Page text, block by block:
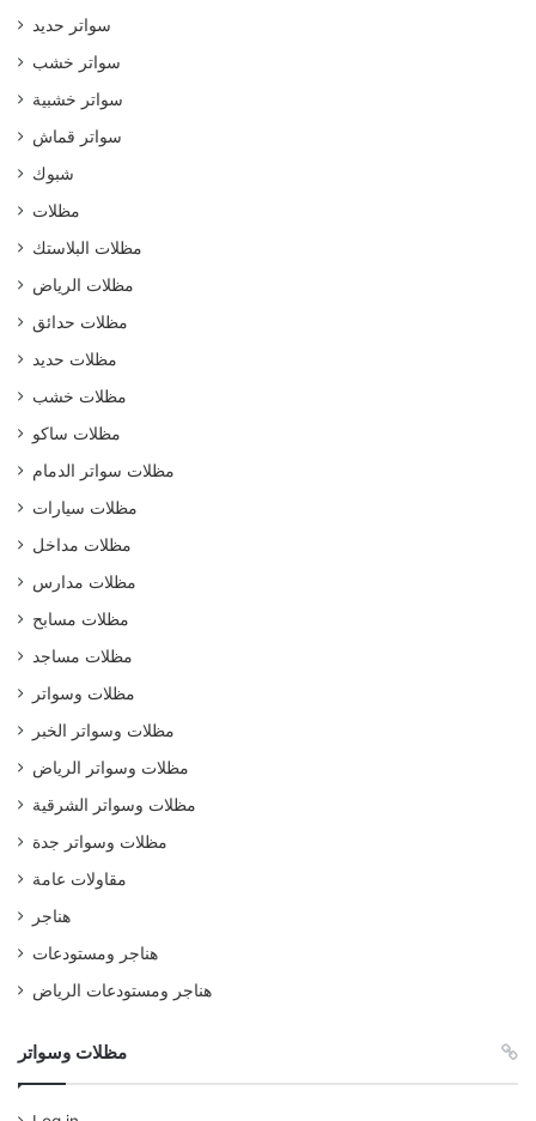
سواتر حديد
سواتر خشب
سواتر خشبية
سواتر قماش
شبوك
مظلات
مظلات البلاستك
مظلات الرياض
مظلات حدائق
مظلات حديد
مظلات خشب
مظلات ساكو
مظلات سواتر الدمام
مظلات سيارات
مظلات مداخل
مظلات مدارس
مظلات مسابح
مظلات مساجد
مظلات وسواتر
مظلات وسواتر الخبر
مظلات وسواتر الرياض
مظلات وسواتر الشرقية
مظلات وسواتر جدة
مقاولات عامة
هناجر
هناجر ومستودعات
هناجر ومستودعات الرياض
مظلات وسواتر